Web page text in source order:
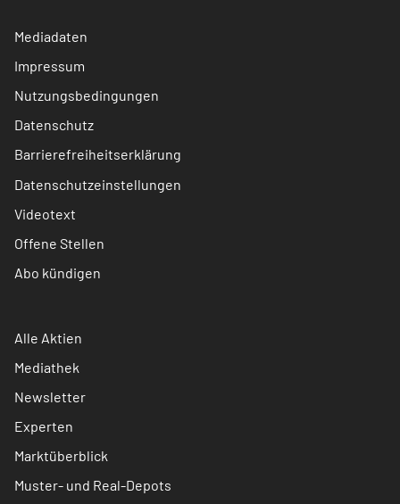
Mediadaten
Impressum
Nutzungsbedingungen
Datenschutz
Barrierefreiheitserklärung
Datenschutzeinstellungen
Videotext
Offene Stellen
Abo kündigen
Alle Aktien
Mediathek
Newsletter
Experten
Marktüberblick
Muster- und Real-Depots